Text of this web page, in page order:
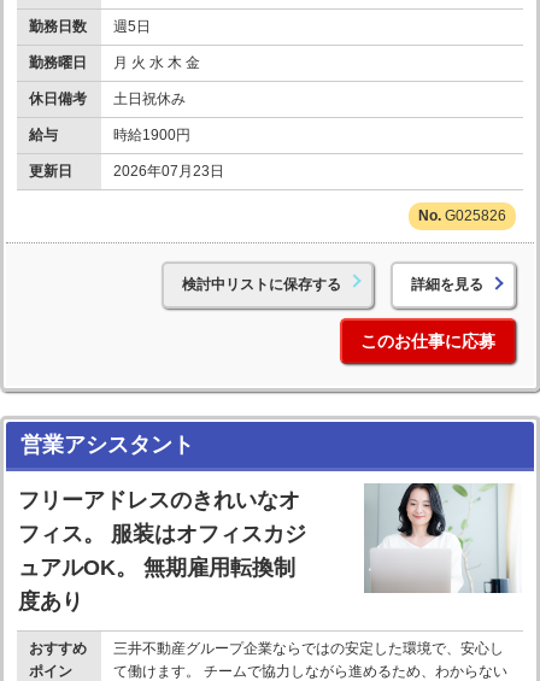
勤務日数 週5日
勤務曜日 月 火 水 木 金
休日備考 土日祝休み
給与 時給1900円
更新日 2026年07月23日
G025826
検討中リストに保存する 詳細を見る
このお仕事に応募
営業アシスタント
フリーアドレスのきれいなオ
フィス。 服装はオフィスカジ
ュアルOK。 無期雇用転換制
度あり
おすすめ
ポイン
三井不動産グループ企業ならではの安定した環境で、安心し
て働けます。 チームで協力しながら進めるため、わからない